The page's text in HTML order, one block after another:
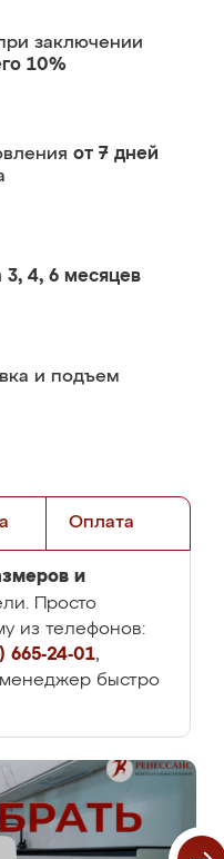
заключении
10%
от 7 дней
3, 4, 6 месяцев
и подъем
Оплата
и
Просто
из телефонов:
665-24-01,
быстро